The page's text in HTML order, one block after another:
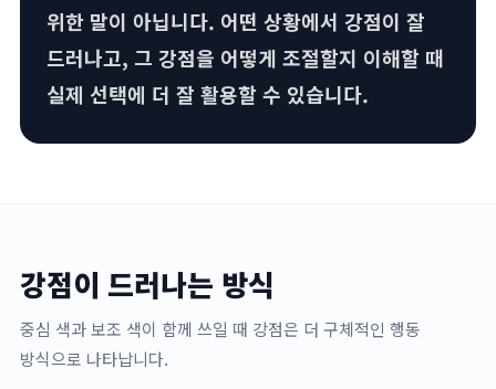
위한 말이 아닙니다. 어떤 상황에서 강점이 잘
드러나고, 그 강점을 어떻게 조절할지 이해할 때
실제 선택에 더 잘 활용할 수 있습니다.
강점이 드러나는 방식
중심 색과 보조 색이 함께 쓰일 때 강점은 더 구체적인 행동
방식으로 나타납니다.